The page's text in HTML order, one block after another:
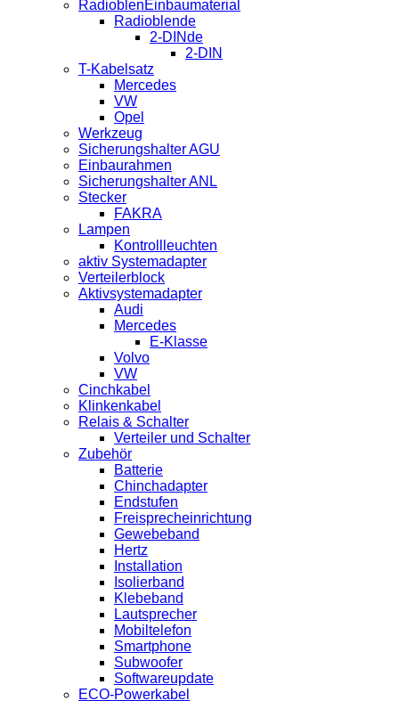
RadioblenEinbaumaterial
Radioblende
2-DINde
2-DIN
T-Kabelsatz
Mercedes
VW
Opel
Werkzeug
Sicherungshalter AGU
Einbaurahmen
Sicherungshalter ANL
Stecker
FAKRA
Lampen
Kontrollleuchten
aktiv Systemadapter
Verteilerblock
Aktivsystemadapter
Audi
Mercedes
E-Klasse
Volvo
VW
Cinchkabel
Klinkenkabel
Relais & Schalter
Verteiler und Schalter
Zubehör
Batterie
Chinchadapter
Endstufen
Freisprecheinrichtung
Gewebeband
Hertz
Installation
Isolierband
Klebeband
Lautsprecher
Mobiltelefon
Smartphone
Subwoofer
Softwareupdate
ECO-Powerkabel